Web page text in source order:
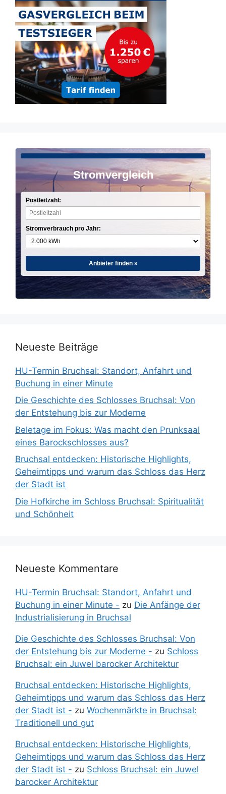
Stromvergleich
Postleitzahl:
Stromverbrauch pro Jahr:
Anbieter finden »
Neueste Beiträge
HU-Termin Bruchsal: Standort, Anfahrt und
Buchung in einer Minute
Die Geschichte des Schlosses Bruchsal: Von
der Entstehung bis zur Moderne
Beletage im Fokus: Was macht den Prunksaal
eines Barockschlosses aus?
Bruchsal entdecken: Historische Highlights,
Geheimtipps und warum das Schloss das Herz
der Stadt ist
Die Hofkirche im Schloss Bruchsal: Spiritualität
und Schönheit
Neueste Kommentare
HU-Termin Bruchsal: Standort, Anfahrt und
Buchung in einer Minute - zu Die Anfänge der
Industrialisierung in Bruchsal
Die Geschichte des Schlosses Bruchsal: Von
der Entstehung bis zur Moderne - zu Schloss
Bruchsal: ein Juwel barocker Architektur
Bruchsal entdecken: Historische Highlights,
Geheimtipps und warum das Schloss das Herz
der Stadt ist - zu Wochenmärkte in Bruchsal:
Traditionell und gut
Bruchsal entdecken: Historische Highlights,
Geheimtipps und warum das Schloss das Herz
der Stadt ist - zu Schloss Bruchsal: ein Juwel
barocker Architektur